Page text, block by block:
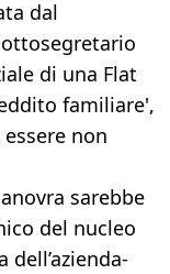
dal
di una Flat
familiare',
non
sarebbe
del nucleo